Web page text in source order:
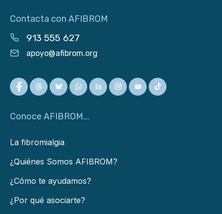
Contacta con AFIBROM
913 555 627
apoyo@afibrom.org
Conoce AFIBROM...
La fibromialgia
¿Quiénes Somos AFIBROM?
¿Cómo te ayudamos?
¿Por qué asociarte?